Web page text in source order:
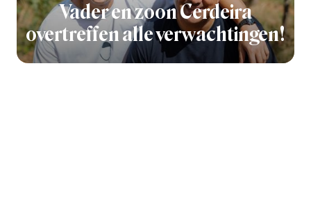
Vader en zoon Cerdeira
overtreffen alle verwachtingen!